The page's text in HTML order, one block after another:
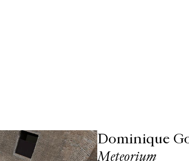
Dominique
Meteorium